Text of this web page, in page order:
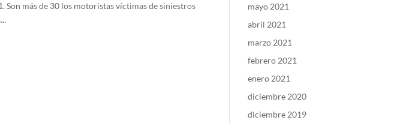
Son más de 30 los motoristas víctimas de siniestros
mayo 2021
abril 2021
marzo 2021
febrero 2021
enero 2021
diciembre 2020
diciembre 2019